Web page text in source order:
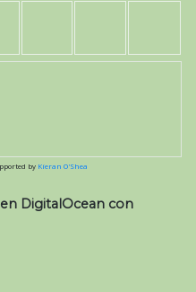
by Kieran O'Shea
DigitalOcean con